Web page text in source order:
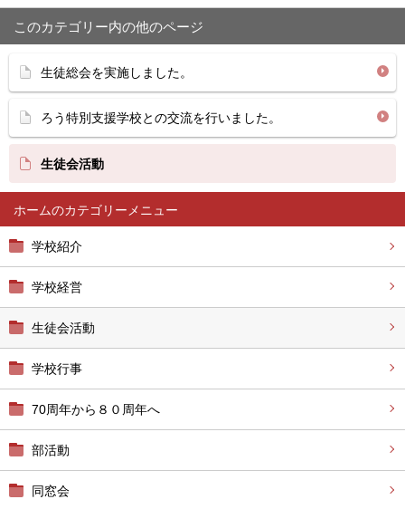
ホーム
学校紹介
学校経営
生徒会活動
学校行事
70周年から８０周年へ
部活動
同窓会
このカテゴリー内の他のページ
生徒総会を実施しました。
ろう特別支援学校との交流を行いました。
生徒会活動